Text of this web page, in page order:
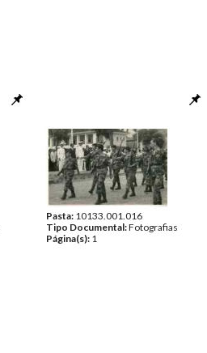
Pasta: 10133.001.016
Tipo Documental:Fotografias
Página(s): 1